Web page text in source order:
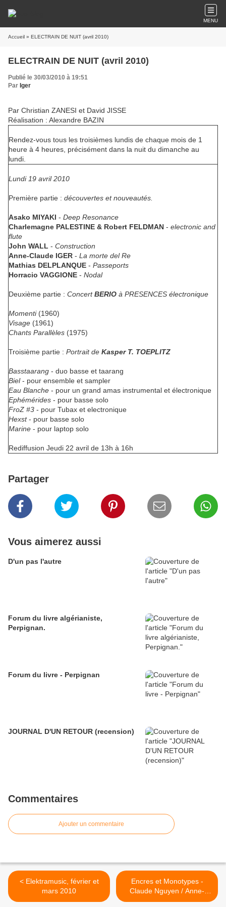
MENU
Accueil » ELECTRAIN DE NUIT (avril 2010)
ELECTRAIN DE NUIT (avril 2010)
Publié le 30/03/2010 à 19:51
Par Iger
Par Christian ZANESI et David JISSE
Réalisation : Alexandre BAZIN
Rendez-vous tous les troisièmes lundis de chaque mois de 1
heure à 4 heures, précisément dans la nuit du dimanche au
lundi.
Lundi 19 avril 2010
Première partie : découvertes et nouveautés.
Asako MIYAKI - Deep Resonance
Charlemagne PALESTINE & Robert FELDMAN - electronic and
flute
John WALL - Construction
Anne-Claude IGER - La morte del Re
Mathias DELPLANQUE - Passeports
Horracio VAGGIONE - Nodal
Deuxième partie : ConcertBERIO à PRESENCES électronique
Momenti(1960)
Visage (1961)
Chants Parallèles (1975)
Troisième partie : Portrait de Kasper T. TOEPLITZ
Basstaarang - duo basse et taarang
Biel- pour ensemble et sampler
Eau Blanche - pour un grand amas instrumental et électronique
Ephémérides - pour basse solo
FroZ #3 - pour Tubax et electronique
Hexst- pour basse solo
Marine - pour laptop solo
Rediffusion Jeudi 22 avril de 13h à 16h
Partager
Vous aimerez aussi
D'un pas l'autre
Forum du livre algérianiste,
Perpignan.
Forum du livre - Perpignan
JOURNAL D'UN RETOUR (recension)
Commentaires
Ajouter un commentaire
< Elektramusic, février et
mars 2010
Encres et Monotypes -
Claude Nguyen / Anne-
Claude Iger >